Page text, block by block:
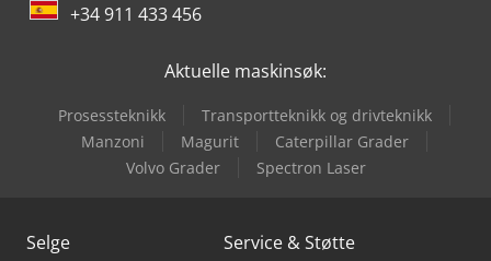
+34 911 433 456
Aktuelle maskinsøk:
Prosessteknikk
Transportteknikk og drivteknikk
Manzoni
Magurit
Caterpillar Grader
Volvo Grader
Spectron Laser
Selge Service & Støtte